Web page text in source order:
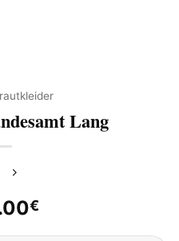
Lang
€